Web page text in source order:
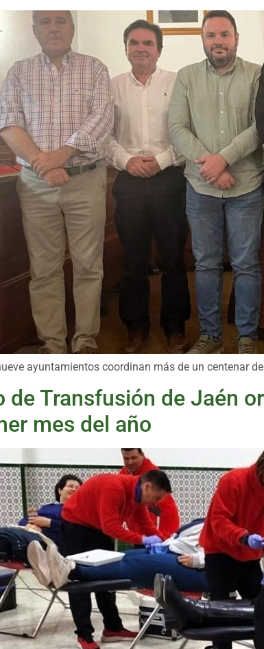
ayuntamientos coordinan más de un centenar
de Transfusión de Jaén
mes del año